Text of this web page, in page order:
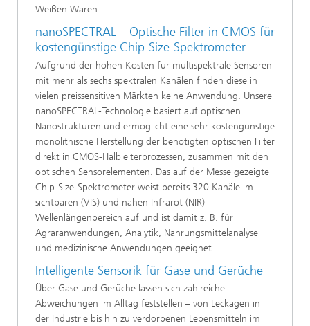
Weißen Waren.
nanoSPECTRAL – Optische Filter in CMOS für
kostengünstige Chip-Size-Spektrometer
Aufgrund der hohen Kosten für multispektrale Sensoren
mit mehr als sechs spektralen Kanälen finden diese in
vielen preissensitiven Märkten keine Anwendung. Unsere
nanoSPECTRAL-Technologie basiert auf optischen
Nanostrukturen und ermöglicht eine sehr kostengünstige
monolithische Herstellung der benötigten optischen Filter
direkt in CMOS-Halbleiterprozessen, zusammen mit den
optischen Sensorelementen. Das auf der Messe gezeigte
Chip-Size-Spektrometer weist bereits 320 Kanäle im
sichtbaren (VIS) und nahen Infrarot (NIR)
Wellenlängenbereich auf und ist damit z. B. für
Agraranwendungen, Analytik, Nahrungsmittelanalyse
und medizinische Anwendungen geeignet.
Intelligente Sensorik für Gase und Gerüche
Über Gase und Gerüche lassen sich zahlreiche
Abweichungen im Alltag feststellen – von Leckagen in
der Industrie bis hin zu verdorbenen Lebensmitteln im